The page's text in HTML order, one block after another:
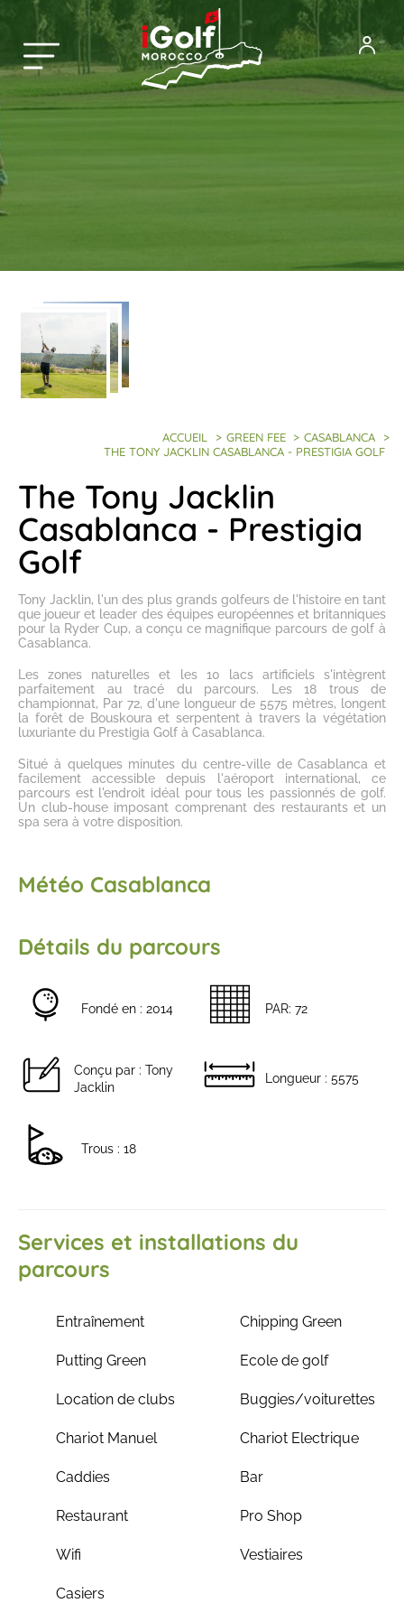
ACCUEIL > GREEN FEE > CASABLANCA
>
THE TONY JACKLIN CASABLANCA - PRESTIGIA GOLF
The Tony Jacklin
Casablanca - Prestigia
Golf
Tony Jacklin, l'un des plus grands golfeurs de l'histoire en tant
que joueur et leader des équipes européennes et britanniques
pour la Ryder Cup, a conçu ce magnifique parcours de golf à
Casablanca.
Les zones naturelles et les 10 lacs artificiels s'intègrent
parfaitement au tracé du parcours. Les 18 trous de
championnat, Par 72, d'une longueur de 5575 mètres, longent
la forêt de Bouskoura et serpentent à travers la végétation
luxuriante du Prestigia Golf à Casablanca.
Situé à quelques minutes du centre-ville de Casablanca et
facilement accessible depuis l'aéroport international, ce
parcours est l'endroit idéal pour tous les passionnés de golf.
Un club-house imposant comprenant des restaurants et un
spa sera à votre disposition.
Météo Casablanca
Détails du parcours
Fondé en : 2014 PAR: 72
Conçu par : Tony
Jacklin
Longueur : 5575
Trous : 18
Services et installations du
parcours
Entraînement Chipping Green
Putting Green Ecole de golf
Location de clubs Buggies/voiturettes
Chariot Manuel Chariot Electrique
Caddies Bar
Restaurant Pro Shop
Wifi Vestiaires
Casiers